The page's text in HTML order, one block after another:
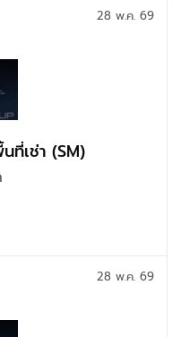
ที่เช่า (SM)
28 พ.ค. 69
28 พ.ค. 69